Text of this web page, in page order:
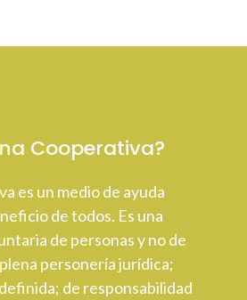
Cooperativa?
es un medio de ayuda
de todos. Es una
de personas y no de
personería jurídica;
de responsabilidad